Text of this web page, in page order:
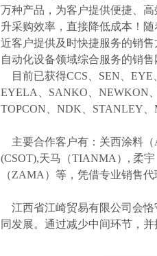
万种产品，为客户提供便捷、
升采购效率，直接降低成本！
近客户提供及时快捷服务的销
自动化设备领域综合服务的销
目前已获得CCS、SEN、
EYELA、SANKO、NEWKON
TOPCON、NDK、STANLEY
主要合作客户有：关西涂料（
(CSOT),天马（TIANMA）, 柔
（ZAMA）等，凭借专业销售
江西省江崎贸易有限公司会恪
同发展。通过减少中间环节，